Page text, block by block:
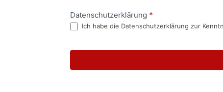
Datenschutzerklärung *
Ich habe die Datenschutzerklärung zur